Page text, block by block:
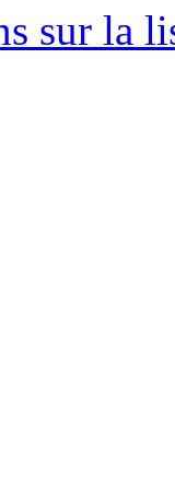
sur la